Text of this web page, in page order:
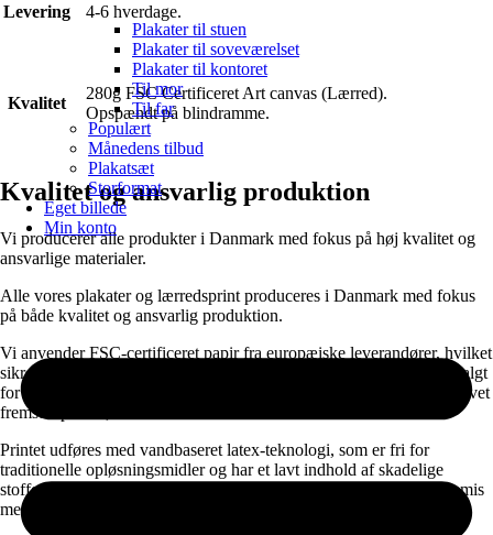
Plakater til stuen
Plakater til soveværelset
Plakater til kontoret
Til mor
Til far
Populært
Månedens tilbud
Plakatsæt
Storformat
Eget billede
Min konto
Levering 4-6 hverdage.
Kvalitet
280g FSC Certificeret Art canvas (Lærred).
Opspændt på blindramme.
Kvalitet og ansvarlig produktion
Vi producerer alle produkter i Danmark med fokus på høj kvalitet og
ansvarlige materialer.
Alle vores plakater og lærredsprint produceres i Danmark med fokus
på både kvalitet og ansvarlig produktion.
Vi anvender FSC-certificeret papir fra europæiske leverandører, hvilket
sikrer, at materialet stammer fra ansvarligt skovbrug. Papiret er udvalgt
for at give en skarp gengivelse af farver, dybde og detaljer – så motivet
fremstår præcis, som det er tænkt.
Printet udføres med vandbaseret latex-teknologi, som er fri for
traditionelle opløsningsmidler og har et lavt indhold af skadelige
stoffer. Det gør produktionen mere skånsom uden at gå på kompromis
med kvaliteten.